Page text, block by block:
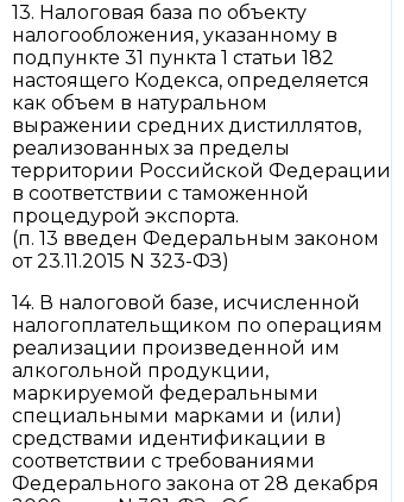
13. Налоговая база по объекту
налогообложения, указанному в
подпункте 31 пункта 1 статьи 182
настоящего Кодекса, определяется
как объем в натуральном
выражении средних дистиллятов,
реализованных за пределы
территории Российской Федерации
в соответствии с таможенной
процедурой экспорта.
(п. 13 введен Федеральным законом
от 23.11.2015 N 323-ФЗ)
14. В налоговой базе, исчисленной
налогоплательщиком по операциям
реализации произведенной им
алкогольной продукции,
маркируемой федеральными
специальными марками и (или)
средствами идентификации в
соответствии с требованиями
Федерального закона от 28 декабря